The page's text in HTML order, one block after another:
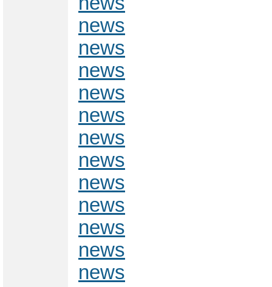
news
news
news
news
news
news
news
news
news
news
news
news